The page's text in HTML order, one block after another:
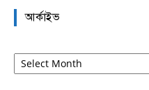
আর্কাইভ
আর্কাইভ